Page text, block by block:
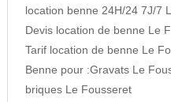
location benne 24H/24 7J/7
Devis location de benne Le
Tarif location de benne Le
Benne pour :Gravats Le
briques Le Fousseret